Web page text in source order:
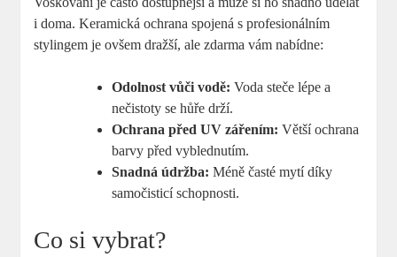
⁣i doma. Keramická ochrana ⁢spojená s profesionálním
stylingem je ovšem dražší, ale zdarma​ vám nabídne:
Odolnost vůči vodě: Voda steče ⁢lépe a
nečistoty​ se hůře drží.
Ochrana před UV zářením: Větší ochrana
barvy před vyblednutím.
Snadná údržba: Méně časté mytí díky
samočisticí schopnosti.
Co si⁣ vybrat?